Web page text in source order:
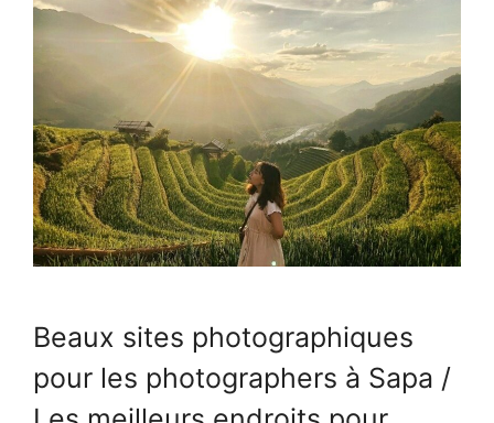
Beaux sites photographiques
pour les photographers à Sapa /